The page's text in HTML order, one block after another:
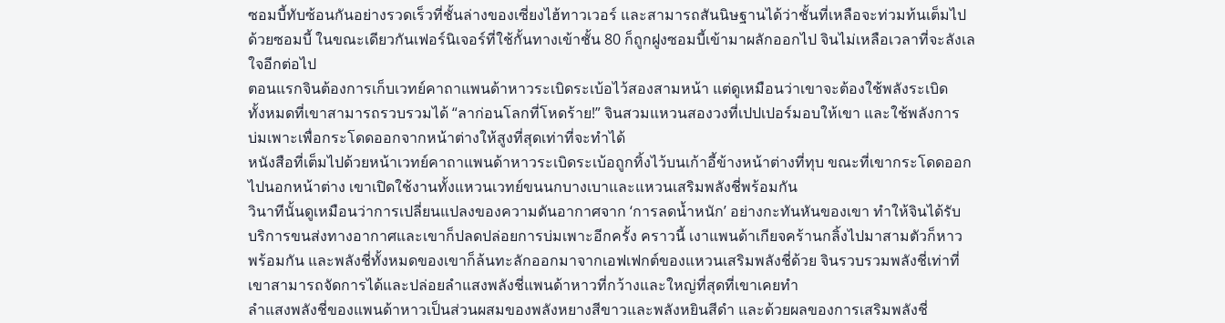
ซอมบี้ทับซ้อนกันอย่างรวดเร็วที่ชั้นล่างของเซี่ยงไฮ้ทาวเวอร์ และสามารถสันนิษฐานได้ว่าชั้นที่เหลือจะท่วมท้นเต็มไป
ด้วยซอมบี้ ในขณะเดียวกันเฟอร์นิเจอร์ที่ใช้กั้นทางเข้าชั้น 80 ก็ถูกฝูงซอมบี้เข้ามาผลักออกไป จินไม่เหลือเวลาที่จะลังเล
ใจอีกต่อไป
ตอนแรกจินต้องการเก็บเวทย์คาถาแพนด้าหาวระเบิดระเบ้อไว้สองสามหน้า แต่ดูเหมือนว่าเขาจะต้องใช้พลังระเบิด
ทั้งหมดที่เขาสามารถรวบรวมได้ “ลาก่อนโลกที่โหดร้าย!” จินสวมแหวนสองวงที่เปปเปอร์มอบให้เขา และใช้พลังการ
บ่มเพาะเพื่อกระโดดออกจากหน้าต่างให้สูงที่สุดเท่าที่จะทำได้
หนังสือที่เต็มไปด้วยหน้าเวทย์คาถาแพนด้าหาวระเบิดระเบ้อถูกทิ้งไว้บนเก้าอี้ข้างหน้าต่างที่ทุบ ขณะที่เขากระโดดออก
ไปนอกหน้าต่าง เขาเปิดใช้งานทั้งแหวนเวทย์ขนนกบางเบาและแหวนเสริมพลังชี่พร้อมกัน
วินาทีนั้นดูเหมือนว่าการเปลี่ยนแปลงของความดันอากาศจาก ‘การลดน้ำหนัก’ อย่างกะทันหันของเขา ทำให้จินได้รับ
บริการขนส่งทางอากาศและเขาก็ปลดปล่อยการบ่มเพาะอีกครั้ง คราวนี้ เงาแพนด้าเกียจคร้านกลิ้งไปมาสามตัวก็หาว
พร้อมกัน และพลังชี่ทั้งหมดของเขาก็ล้นทะลักออกมาจากเอฟเฟกต์ของแหวนเสริมพลังชี่ด้วย จินรวบรวมพลังชี่เท่าที่
เขาสามารถจัดการได้และปล่อยลำแสงพลังชี่แพนด้าหาวที่กว้างและใหญ่ที่สุดที่เขาเคยทำ
ลำแสงพลังชี่ของแพนด้าหาวเป็นส่วนผสมของพลังหยางสีขาวและพลังหยินสีดำ และด้วยผลของการเสริมพลังชี่